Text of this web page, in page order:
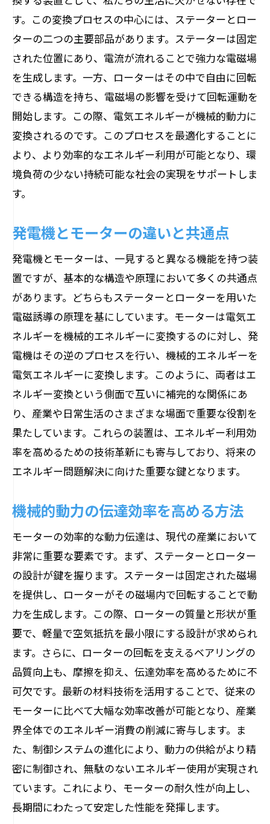
す。この変換プロセスの中心には、ステーターとロー
ターの二つの主要部品があります。ステーターは固定
された位置にあり、電流が流れることで強力な電磁場
を生成します。一方、ローターはその中で自由に回転
できる構造を持ち、電磁場の影響を受けて回転運動を
開始します。この際、電気エネルギーが機械的動力に
変換されるのです。このプロセスを最適化することに
より、より効率的なエネルギー利用が可能となり、環
境負荷の少ない持続可能な社会の実現をサポートしま
す。
発電機とモーターの違いと共通点
発電機とモーターは、一見すると異なる機能を持つ装
置ですが、基本的な構造や原理において多くの共通点
があります。どちらもステーターとローターを用いた
電磁誘導の原理を基にしています。モーターは電気エ
ネルギーを機械的エネルギーに変換するのに対し、発
電機はその逆のプロセスを行い、機械的エネルギーを
電気エネルギーに変換します。このように、両者はエ
ネルギー変換という側面で互いに補完的な関係にあ
り、産業や日常生活のさまざまな場面で重要な役割を
果たしています。これらの装置は、エネルギー利用効
率を高めるための技術革新にも寄与しており、将来の
エネルギー問題解決に向けた重要な鍵となります。
機械的動力の伝達効率を高める方法
モーターの効率的な動力伝達は、現代の産業において
非常に重要な要素です。まず、ステーターとローター
の設計が鍵を握ります。ステーターは固定された磁場
を提供し、ローターがその磁場内で回転することで動
力を生成します。この際、ローターの質量と形状が重
要で、軽量で空気抵抗を最小限にする設計が求められ
ます。さらに、ローターの回転を支えるベアリングの
品質向上も、摩擦を抑え、伝達効率を高めるために不
可欠です。最新の材料技術を活用することで、従来の
モーターに比べて大幅な効率改善が可能となり、産業
界全体でのエネルギー消費の削減に寄与します。ま
た、制御システムの進化により、動力の供給がより精
密に制御され、無駄のないエネルギー使用が実現され
ています。これにより、モーターの耐久性が向上し、
長期間にわたって安定した性能を発揮します。